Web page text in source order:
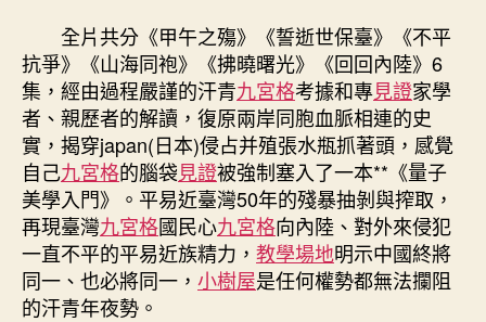
共
享
年》
播
出〉
中
全片共分《甲午之殤》《誓逝世保臺》《不平
抗爭》《山海同袍》《拂曉曙光》《回回內陸》6
集，經由過程嚴謹的汗青九宮格考據和專見證家學
者、親歷者的解讀，復原兩岸同胞血脈相連的史
實，揭穿japan(日本)侵占并殖張水瓶抓著頭，感覺
自己九宮格的腦袋見證被強制塞入了一本**《量子
美學入門》。平易近臺灣50年的殘暴抽剝與搾取，
再現臺灣九宮格國民心九宮格向內陸、對外來侵犯
一直不平的平易近族精力， 教學場地明示中國終將
同一、也必將同一， 小樹屋是任何權勢都無法攔阻
的汗青年夜勢。